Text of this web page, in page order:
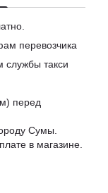
перевозчика
службы такси
перед
Сумы.
в магазине.